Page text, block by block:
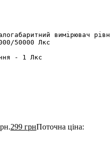
вимірювач
50000 Лкс
- 1 Лкс
299 грнПоточна ціна: